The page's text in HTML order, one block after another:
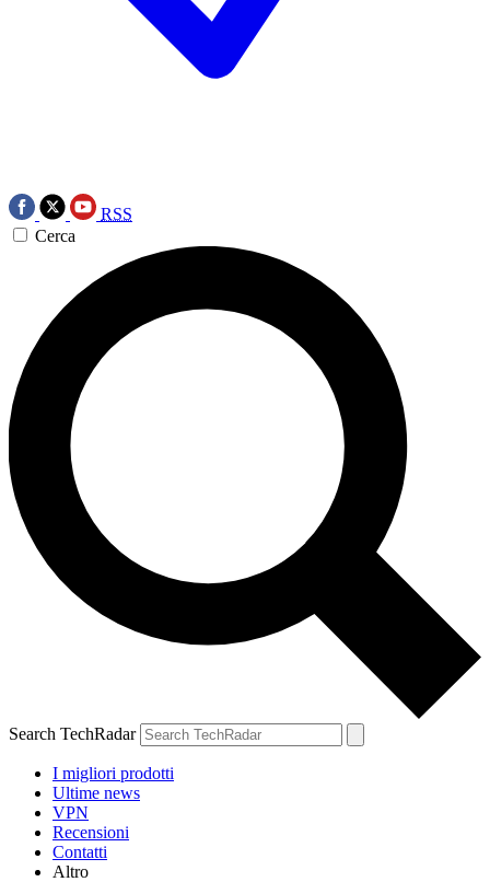
RSS
Cerca
Search TechRadar
I migliori prodotti
Ultime news
VPN
Recensioni
Contatti
Altro